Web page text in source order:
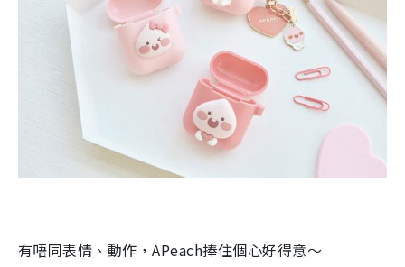
有唔同表情、動作，APeach捧住個心好得意～